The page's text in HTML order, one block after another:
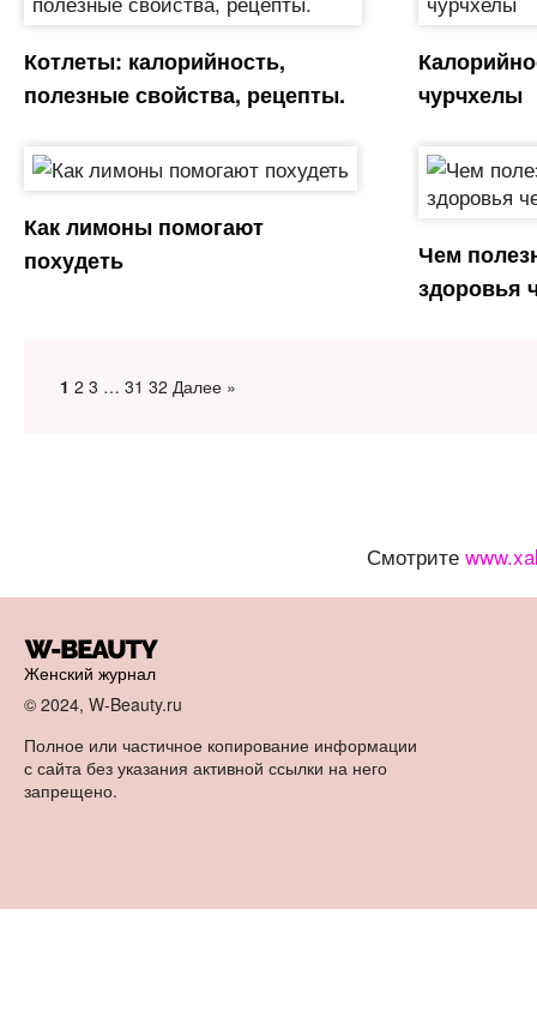
Котлеты: калорийность,
полезные свойства, рецепты.
чурчхелы
Как лимоны помогают
похудеть
Чем
здоровья
1 2 3 … 31 32 Далее »
Смотрите
Женский журнал
© 2024, W-Beauty.ru
Полное или частичное копирование информации
с сайта без указания активной ссылки на него
запрещено.